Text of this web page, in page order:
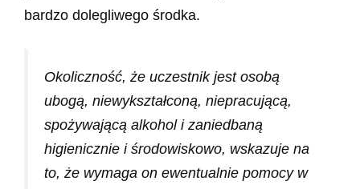
bardzo dolegliwego środka.
Okoliczność, że uczestnik jest osobą
ubogą, niewykształconą, niepracującą,
spożywającą alkohol i zaniedbaną
higienicznie i środowiskowo, wskazuje na
to, że wymaga on ewentualnie pomocy w